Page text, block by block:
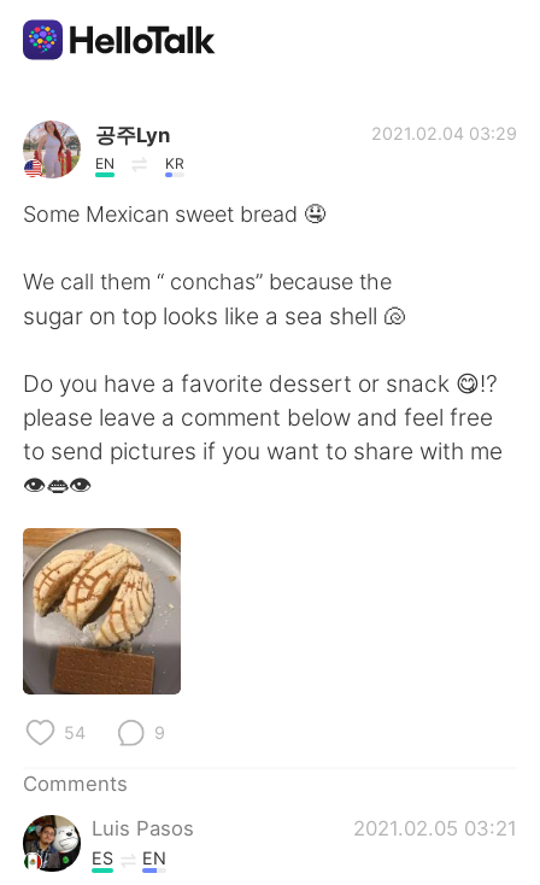
Language Exchange App
AI Grammar Checker
Español العربية
Français
日本語
Русский
Indonesia
Türkçe
Português
공주Lyn
EN KR
2021.02.04 03:29
Some Mexican sweet bread 🤤
We call them “ conchas” because the
sugar on top looks like a sea shell 🐚
Do you have a favorite dessert or snack 😋⁉️
please leave a comment below and feel free
to send pictures if you want to share with me
👁👄👁
54 9
Comments
Luis Pasos
2021.02.05 03:21
ES EN